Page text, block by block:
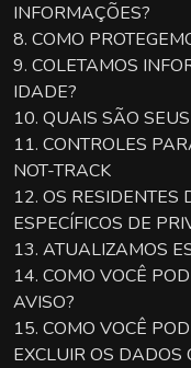
INFORMAÇÕES?
8. COMO
9. COLETAMOS
IDADE?
10. QUAIS SÃO
11. CONTROLES
NOT-TRACK
12. OS RESIDENTES
ESPECÍFICOS DE
13. ATUALIZAMOS
14. COMO VOCÊ
AVISO?
15. COMO VOCÊ
EXCLUIR OS DADOS